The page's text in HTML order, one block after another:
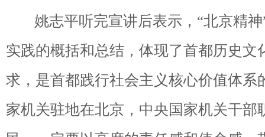
姚志平听完宣讲后表示，“北京精神
实践的概括和总结，体现了首都历史文
求，是首都践行社会主义核心价值体系
家机关驻地在北京，中央国家机关干部